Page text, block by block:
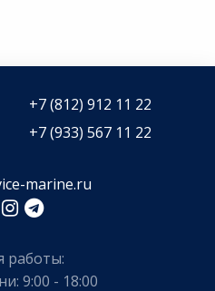
+7 (812) 912 11 22
+7 (933) 567 11 22
marine.ru​​
работы:
9:00 - 18:00